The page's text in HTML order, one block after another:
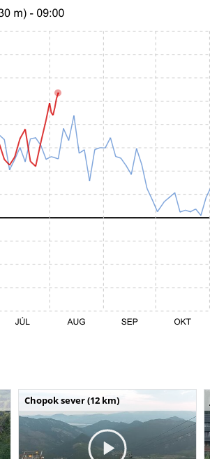
Chopok sever (12 km)